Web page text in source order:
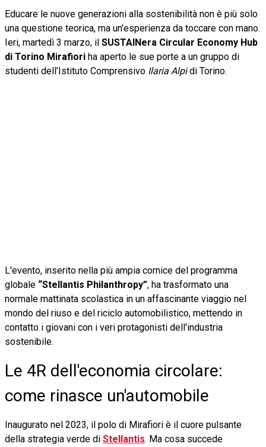
Educare le nuove generazioni alla sostenibilità non è più solo
una questione teorica, ma un'esperienza da toccare con mano.
Ieri, martedì 3 marzo, il SUSTAINera Circular Economy Hub
di Torino Mirafiori ha aperto le sue porte a un gruppo di
studenti dell’Istituto Comprensivo Ilaria Alpidi Torino.
L'evento, inserito nella più ampia cornice del programma
globale “Stellantis Philanthropy”, ha trasformato una
normale mattinata scolastica in un affascinante viaggio nel
mondo del riuso e del riciclo automobilistico, mettendo in
contatto i giovani con i veri protagonisti dell'industria
sostenibile.
Le 4R dell'economia circolare:
come rinasce un'automobile
Inaugurato nel 2023, il polo di Mirafiori è il cuore pulsante
della strategia verde di Stellantis. Ma cosa succede